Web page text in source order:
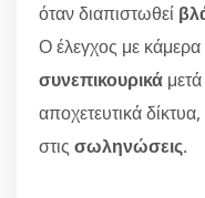
όταν διαπιστωθεί
Ο έλεγχος με
συνεπικουρικά
αποχετευτικά δίκτυα,
στις σωληνώσεις.